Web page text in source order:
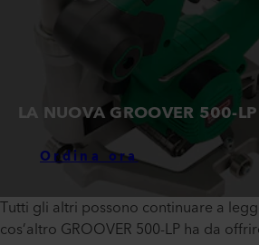
LA NUOVA GROOVER 500-LP
Ordina ora
Tutti gli altri possono continuare a
cos’altro GROOVER 500-LP ha da